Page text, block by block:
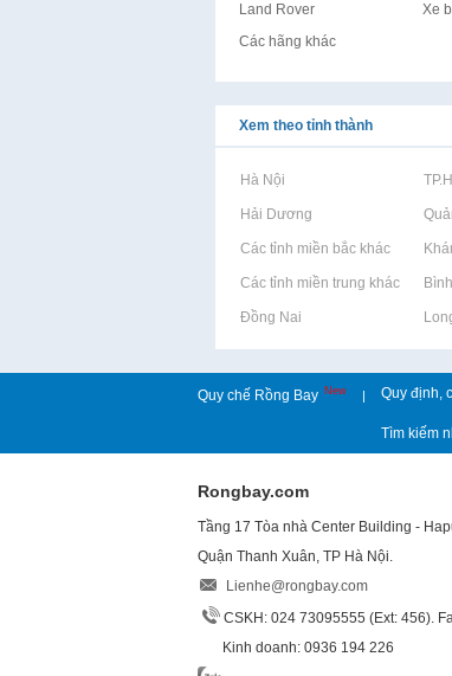
Land Rover
Xe
Các hãng khác
Xem theo tỉnh thành
Rao vặt tại Hà Nội Rao vặt tại
Rao vặt tại Hải Dương Rao vặt tại
Rao vặt tại Các tỉnh miền bắc khác
Rao vặt tại
Rao vặt tại Các tỉnh miền trung khác
Rao vặt tại
Rao vặt tại Đồng Nai Rao vặt tại
Quy chế Rồng Bay New | Quy định,
Tìm kiếm
Rongbay.com
Tầng 17 Tòa nhà Center Building -
Quận Thanh Xuân, TP Hà Nội.
Lienhe@rongbay.com
CSKH: 024 73095555 (Ext: 456).
Kinh doanh: 0936 194 226